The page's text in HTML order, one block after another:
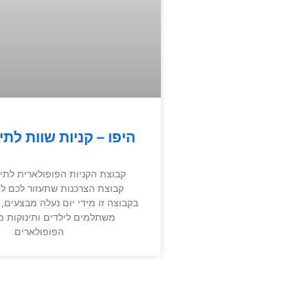
היפו – קניות שוות
קבוצת הקניות הפופולארית
קבוצת הצרכנות שתעזור לכם
בקבוצה זו מידי יום נעלה מבצעים,
משתלמים לילדים
הפופולארים